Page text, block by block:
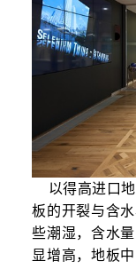
以得高进口地
板的开裂与含
些潮湿，含水
显增高，地板